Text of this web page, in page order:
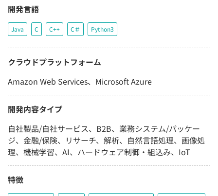
開発言語
Java C C++ C＃ Python3
クラウドプラットフォーム
Amazon Web Services、Microsoft Azure
開発内容タイプ
自社製品/自社サービス、B2B、業務システム/パッケー
ジ、金融/保険、リサーチ、解析、自然言語処理、画像処
理、機械学習、AI、ハードウェア制御・組込み、IoT
特徴